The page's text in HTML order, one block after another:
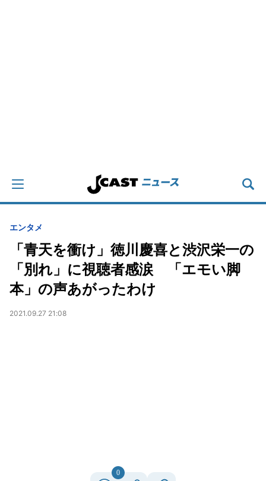
エンタメ
「青天を衝け」徳川慶喜と渋沢栄一の
「別れ」に視聴者感涙 「エモい脚
本」の声あがったわけ
2021.09.27 21:08
0